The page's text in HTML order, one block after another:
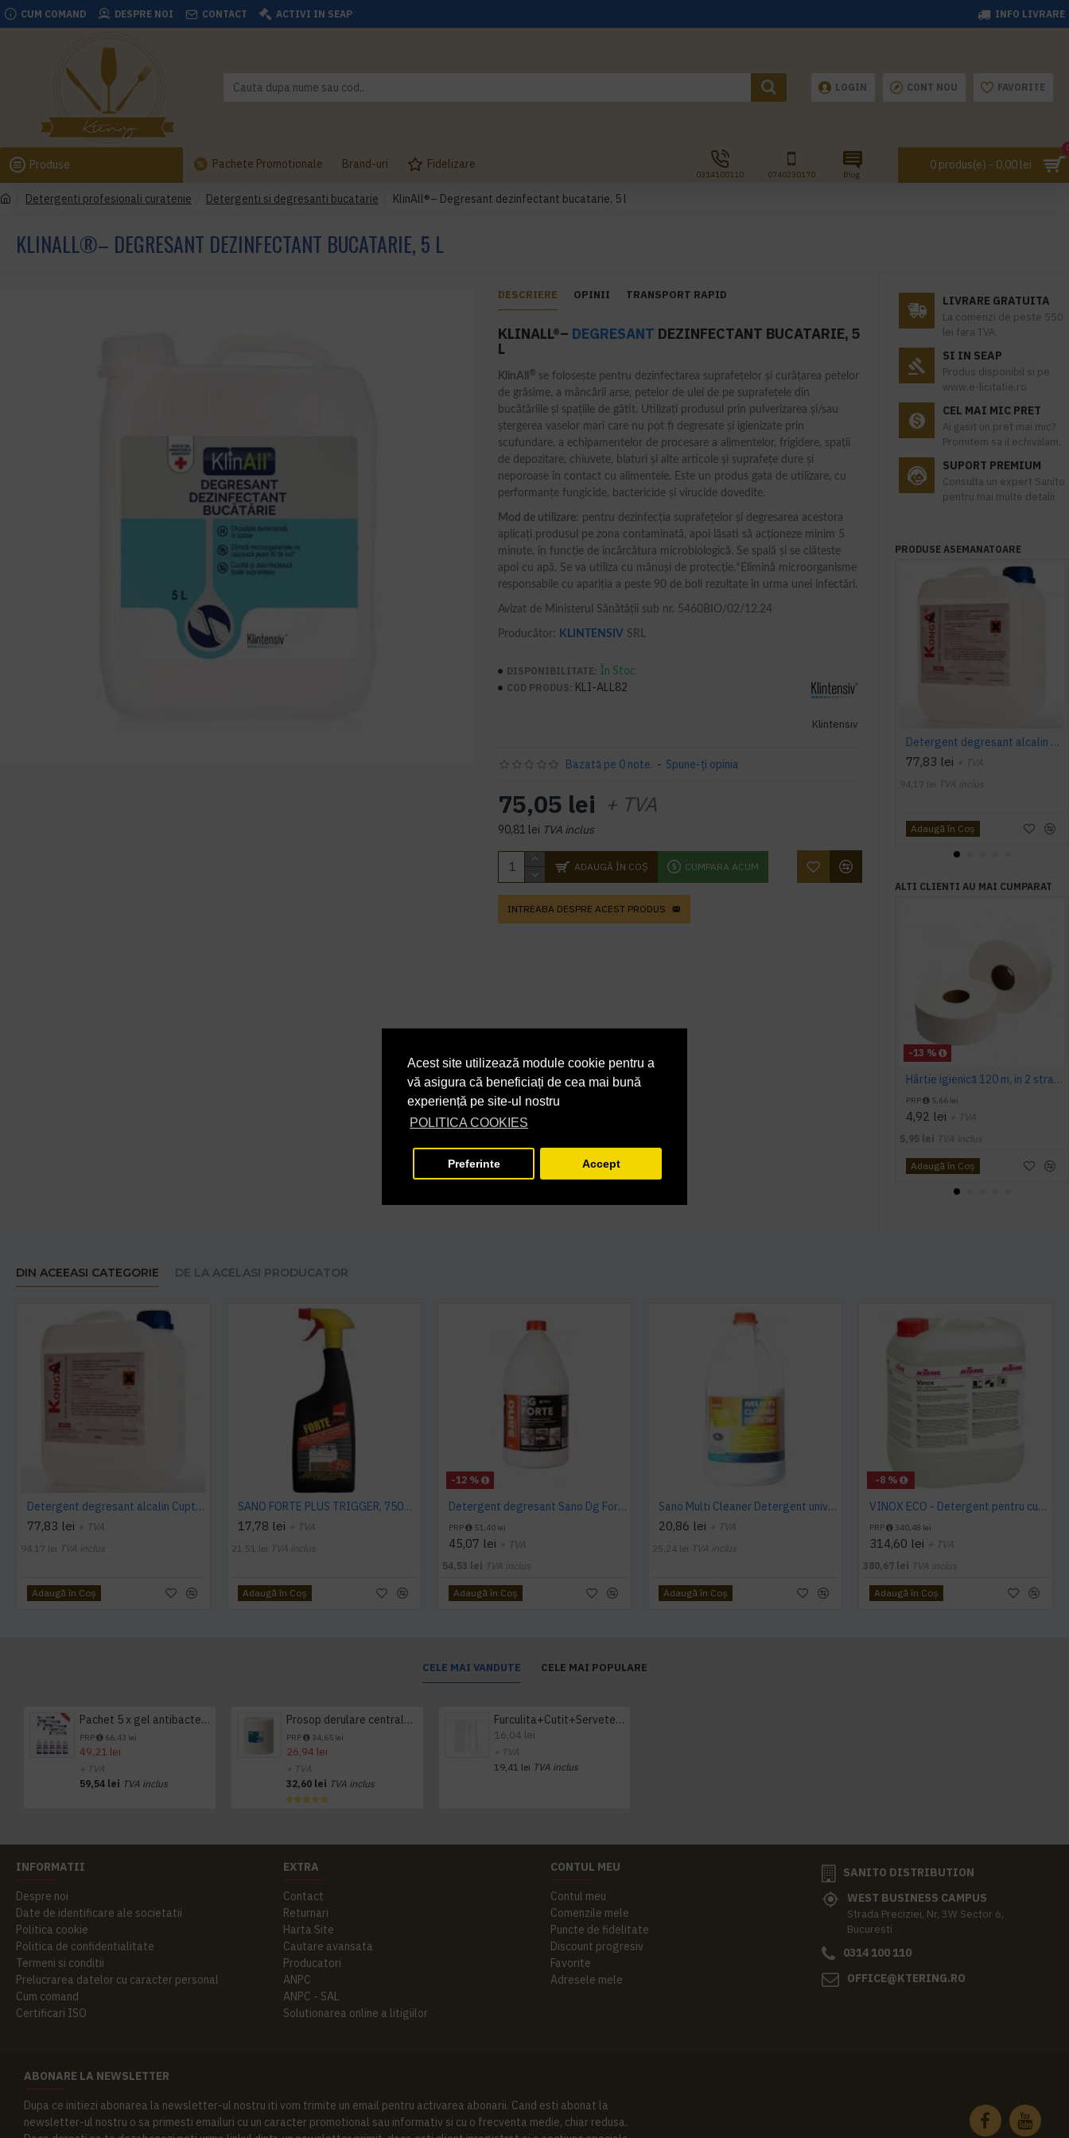
Acest site utilizează module cookie pentru a
vă asigura că beneficiați de cea mai bună
experiență pe site-ul nostru
POLITICA COOKIES
Preferinte Accept
CUM COMAND DESPRE NOI CONTACT ACTIVI IN SEAP INFO LIVRARE
LOGIN CONT NOU FAVORITE
Produse Pachete Promotionale Brand-uri Fidelizare
0314100110 0740230170 Blog
0 produs(e) - 0,00 lei
Detergenti profesionali curatenie Detergenti si degresanti bucatarie KlinAll®– Degresant dezinfectant bucatarie, 5 l
KLINALL®– DEGRESANT DEZINFECTANT BUCATARIE, 5 L
DESCRIERE OPINII TRANSPORT RAPID
KLINALL®– DEGRESANT DEZINFECTANT BUCATARIE, 5
L
KlinAll ® se folosește pentru dezinfectarea suprafețelor și curățarea petelor
de grăsime, a mâncării arse, petelor de ulei de pe suprafețele din
bucătăriile și spațiile de gătit. Utilizați produsul prin pulverizarea și/sau
ștergerea vaselor mari care nu pot fi degresate și igienizate prin
scufundare, a echipamentelor de procesare a alimentelor, frigidere, spații
de depozitare, chiuvete, blaturi și alte articole și suprafețe dure și
neporoase în contact cu alimentele. Este un produs gata de utilizare, cu
performanțe fungicide, bactericide și virucide dovedite.
Mod de utilizare: pentru dezinfecția suprafețelor și degresarea acestora
aplicați produsul pe zona contaminată, apoi lăsati să acționeze minim 5
minute, în funcție de încărcătura microbiologică. Se spală și se clăteste
apoi cu apă. Se va utiliza cu mănuşi de protecţie.*Elimină microorganisme
responsabile cu apariția a peste 90 de boli rezultate în urma unei infectări.
Avizat de Ministerul Sănătății sub nr. 5460BIO/02/12.24
Producător: KLINTENSIV SRL
DISPONIBILITATE: În Stoc
COD PRODUS: KLI-ALL82
Klintensiv
Bazată pe 0 note. - Spune-ţi opinia
75,05 lei + TVA
90,81 lei TVA inclus
ADAUGĂ ÎN COŞ CUMPARA ACUM
INTREABA DESPRE ACEST PRODUS
LIVRARE GRATUITA
La comenzi de peste 550
lei fara TVA.
SI IN SEAP
Produs disponibil si pe
www.e-licitatie.ro
CEL MAI MIC PRET
Ai gasit un pret mai mic?
Promitem sa il echivalam.
SUPORT PREMIUM
Consulta un expert Sanito
pentru mai multe detalii
PRODUSE ASEMANATOARE
Detergent degresant alcalin Cuptor si Plita, 5 L, Konga
77,83 lei + TVA
94,17 lei TVA inclus
Adaugă în Coş
ALTI CLIENTI AU MAI CUMPARAT
-13 %
Hârtie igienică 120 m, in 2 straturi, extra albă, Mini Jumbo, AQAS
PRP 5,66 lei
4,92 lei + TVA
5,95 lei TVA inclus
Adaugă în Coş
DIN ACEEASI CATEGORIE DE LA ACELASI PRODUCATOR
Detergent degresant alcalin Cuptor si Plita, 5 L, Konga
77,83 lei + TVA
94,17 lei TVA inclus
Adaugă în Coş
SANO FORTE PLUS TRIGGER, 750ml, detergent arsuri, grasimi
17,78 lei + TVA
21,51 lei TVA inclus
Adaugă în Coş
-12 %
Detergent degresant Sano Dg Forte 4L
PRP 51,40 lei
45,07 lei + TVA
54,53 lei TVA inclus
Adaugă în Coş
Sano Multi Cleaner Detergent universal gel 4L
20,86 lei + TVA
25,24 lei TVA inclus
Adaugă în Coş
-8 %
VINOX ECO - Detergent pentru curatare suprafete din inox, 10 L, Kiehl
PRP 340,48 lei
314,60 lei + TVA
380,67 lei TVA inclus
Adaugă în Coş
CELE MAI VANDUTE CELE MAI POPULARE
Pachet 5 x gel antibacterian 50ml si 3 x Servetele antibacteriene 48 buc Hygienium
PRP 66,43 lei
49,21 lei
+ TVA
59,54 lei TVA inclus
Prosop derulare centrala 1 pliu, 300 m Tork
PRP 34,65 lei
26,94 lei
+ TVA
32,60 lei TVA inclus
Furculita+Cutit+Servetel 100buc/set
16,04 lei
+ TVA
19,41 lei TVA inclus
INFORMATII
Despre noi
Date de identificare ale societatii
Politica cookie
Politica de confidentialitate
Termeni si conditii
Prelucrarea datelor cu caracter personal
Cum comand
Certificari ISO
EXTRA
Contact
Returnari
Harta Site
Cautare avansata
Producatori
ANPC
ANPC - SAL
Solutionarea online a litigiilor
CONTUL MEU
Contul meu
Comenzile mele
Puncte de fidelitate
Discount progresiv
Favorite
Adresele mele
SANITO DISTRIBUTION
WEST BUSINESS CAMPUS
Strada Preciziei, Nr, 3W Sector 6,
Bucuresti
0314 100 110
OFFICE@KTERING.RO
ABONARE LA NEWSLETTER
Dupa ce initiezi abonarea la newsletter-ul nostru iti vom trimite un email pentru activarea abonarii. Cand esti abonat la
newsletter-ul nostru o sa primesti emailuri cu un caracter promotional sau informativ si cu o frecventa medie, chiar redusa.